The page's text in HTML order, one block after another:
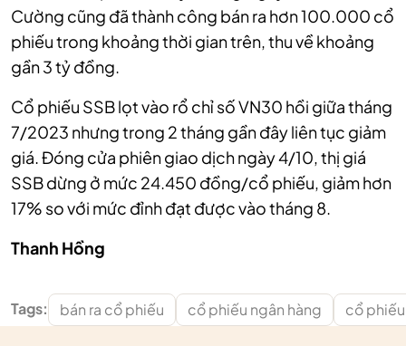
Cường cũng đã thành công bán ra hơn 100.000 cổ
phiếu trong khoảng thời gian trên, thu về khoảng
gần 3 tỷ đồng.
Cổ phiếu SSB lọt vào rổ chỉ số VN30 hồi giữa tháng
7/2023 nhưng trong 2 tháng gần đây liên tục giảm
giá. Đóng cửa phiên giao dịch ngày 4/10, thị giá
SSB dừng ở mức 24.450 đồng/cổ phiếu, giảm hơn
17% so với mức đỉnh đạt được vào tháng 8.
Thanh Hồng
Tags: bán ra cổ phiếu cổ phiếu ngân hàng cổ phiếu